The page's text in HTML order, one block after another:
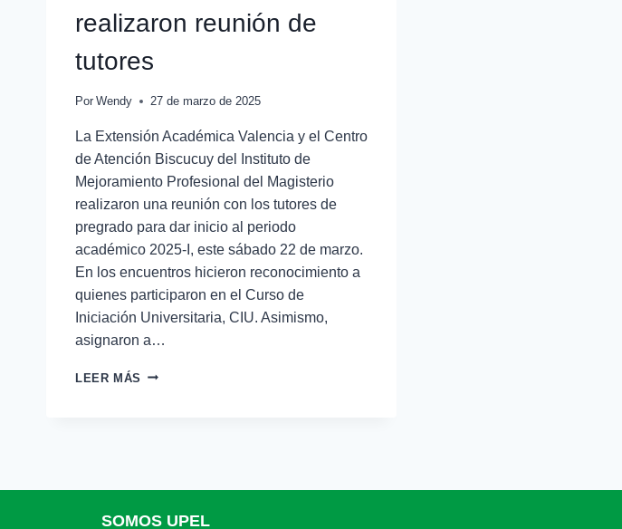
realizaron reunión de
tutores
Por Wendy 27 de marzo de 2025
La Extensión Académica Valencia y el Centro
de Atención Biscucuy del Instituto de
Mejoramiento Profesional del Magisterio
realizaron una reunión con los tutores de
pregrado para dar inicio al periodo
académico 2025-I, este sábado 22 de marzo.
En los encuentros hicieron reconocimiento a
quienes participaron en el Curso de
Iniciación Universitaria, CIU. Asimismo,
asignaron a…
LEER MÁS
SOMOS UPEL